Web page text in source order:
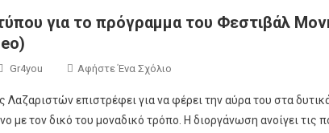
για το πρόγραμμα του Φεστιβάλ
Gr4you Αφήστε Ένα Σχόλιο
επιστρέφει για να φέρει την αύρα του στα
με τον δικό του μοναδικό τρόπο. Η διοργάνωση ανοίγει τις